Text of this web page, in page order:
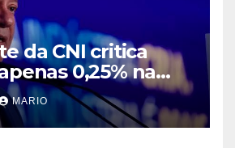
da CNI critica
0,25% na
e diz que
asfixiando a
MARIO